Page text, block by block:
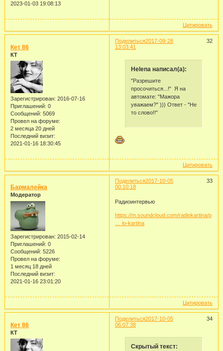
2023-01-03 19:08:13
Цитировать
Поделиться 32
2017-09-28
13:03:41
Кет 86
КТ
Зарегистрирован: 2016-07-16
Приглашений: 0
Сообщений: 5069
Провел на форуме:
2 месяца 20 дней
Последний визит:
2021-01-16 18:30:45
Helena написал(а):
"Разрешите
просочиться...!" Я на
автомате: "Мажора
уважаем?" ))) Ответ - "Не
то слово!!"
Цитировать
Поделиться 33
2017-10-05
00:10:18
Бармалейка
Модератор
Зарегистрирован: 2015-02-14
Приглашений: 0
Сообщений: 5226
Провел на форуме:
1 месяц 18 дней
Последний визит:
2021-01-16 23:01:20
Радиоинтервью
https://m.soundcloud.com/radiokartina/p
… io-kartina
Цитировать
Поделиться 34
2017-10-05
06:07:38
Кет 86
КТ
Скрытый текст: